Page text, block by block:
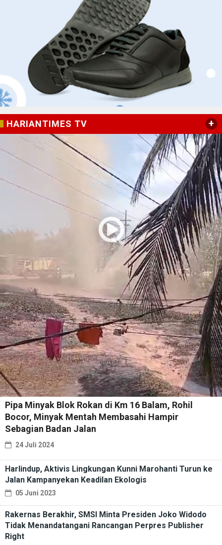
HARIANTIMES TV +
Pipa Minyak Blok Rokan di Km 16 Balam, Rohil
Bocor, Minyak Mentah Membasahi Hampir
Sebagian Badan Jalan
24 Juli 2024
Harlindup, Aktivis Lingkungan Kunni Marohanti Turun ke
Jalan Kampanyekan Keadilan Ekologis
05 Juni 2023
Rakernas Berakhir, SMSI Minta Presiden Joko Widodo
Tidak Menandatangani Rancangan Perpres Publisher
Right